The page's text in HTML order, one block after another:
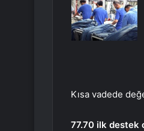
Kısa vadede
77.70 ilk destek